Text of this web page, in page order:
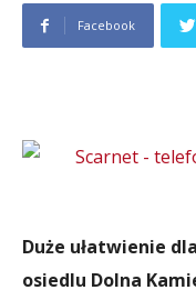
Facebook
Duże ułatwienie
osiedlu Dolna